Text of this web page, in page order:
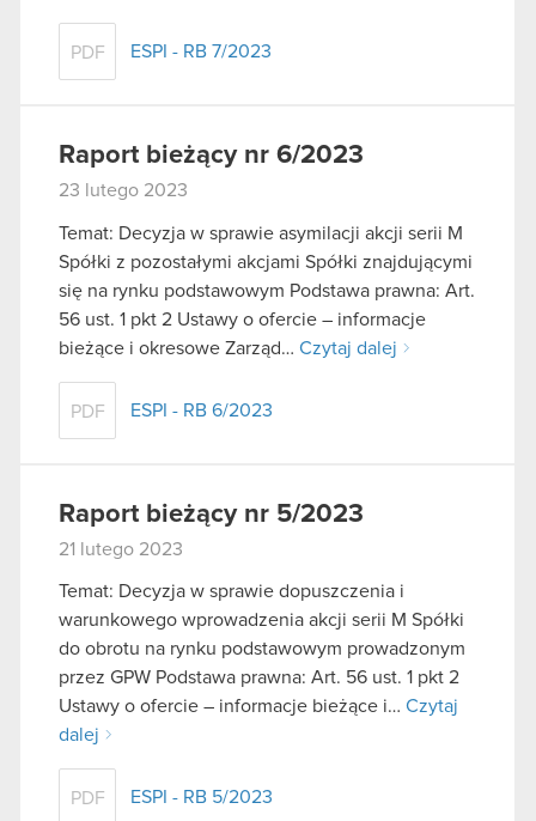
PDF ESPI - RB 7/2023
Raport bieżący nr 6/2023
23 lutego 2023
Temat: Decyzja w sprawie asymilacji akcji serii M
Spółki z pozostałymi akcjami Spółki znajdującymi
się na rynku podstawowym Podstawa prawna: Art.
56 ust. 1 pkt 2 Ustawy o ofercie – informacje
bieżące i okresowe Zarząd… Czytaj dalej
PDF ESPI - RB 6/2023
Raport bieżący nr 5/2023
21 lutego 2023
Temat: Decyzja w sprawie dopuszczenia i
warunkowego wprowadzenia akcji serii M Spółki
do obrotu na rynku podstawowym prowadzonym
przez GPW Podstawa prawna: Art. 56 ust. 1 pkt 2
Ustawy o ofercie – informacje bieżące i… Czytaj
dalej
PDF ESPI - RB 5/2023